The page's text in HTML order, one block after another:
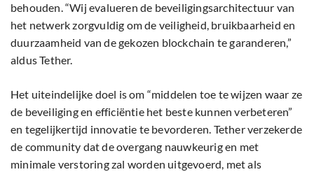
behouden. “Wij evalueren de beveiligingsarchitectuur van
het netwerk zorgvuldig om de veiligheid, bruikbaarheid en
duurzaamheid van de gekozen blockchain te garanderen,”
aldus Tether.
Het uiteindelijke doel is om “middelen toe te wijzen waar ze
de beveiliging en efficiëntie het beste kunnen verbeteren”
en tegelijkertijd innovatie te bevorderen. Tether verzekerde
de community dat de overgang nauwkeurig en met
minimale verstoring zal worden uitgevoerd, met als